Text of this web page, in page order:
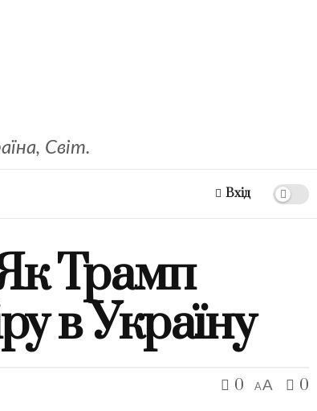
Світ.
Вхід
Трамп
в Україну
0 AA 0